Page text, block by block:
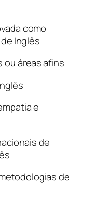
como
Inglês
ou áreas afins
e
de
de